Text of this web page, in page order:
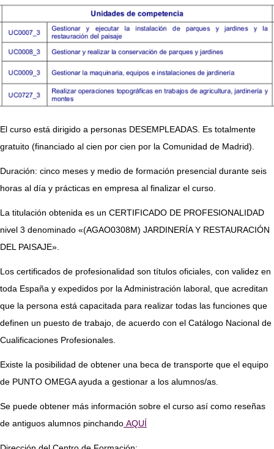
El curso está dirigido a personas DESEMPLEADAS. Es totalmente
gratuito (financiado al cien por cien por la Comunidad de Madrid).
Duración: cinco meses y medio de formación presencial durante seis
horas al día y prácticas en empresa al finalizar el curso.
La titulación obtenida es un CERTIFICADO DE PROFESIONALIDAD
nivel 3 denominado «(AGAO0308M) JARDINERÍA Y RESTAURACIÓN
DEL PAISAJE».
Los certificados de profesionalidad son títulos oficiales, con validez en
toda España y expedidos por la Administración laboral, que acreditan
que la persona está capacitada para realizar todas las funciones que
definen un puesto de trabajo, de acuerdo con el Catálogo Nacional de
Cualificaciones Profesionales.
Existe la posibilidad de obtener una beca de transporte que el equipo
de PUNTO OMEGA ayuda a gestionar a los alumnos/as.
Se puede obtener más información sobre el curso así como reseñas
de antiguos alumnos pinchando AQUÍ